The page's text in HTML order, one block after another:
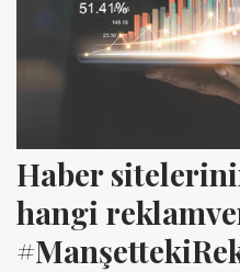
Haber
hangi